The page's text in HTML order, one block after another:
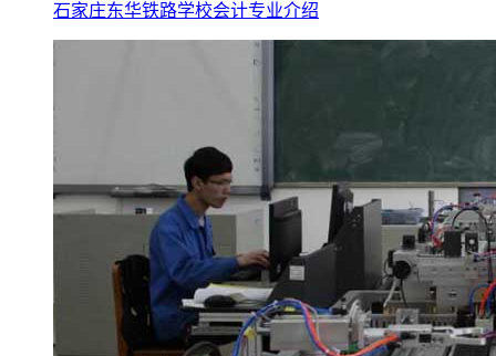
石家庄东华铁路学校会计专业介绍